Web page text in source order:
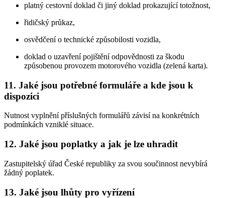
platný cestovní doklad či jiný doklad prokazující totožnost,
řidičský průkaz,
osvědčení o technické způsobilosti vozidla,
doklad o uzavření pojištění odpovědnosti za škodu
způsobenou provozem motorového vozidla (zelená karta).
11. Jaké jsou potřebné formuláře a kde jsou k
dispozici
Nutnost vyplnění příslušných formulářů závisí na konkrétních
podmínkách vzniklé situace.
12. Jaké jsou poplatky a jak je lze uhradit
Zastupitelský úřad České republiky za svou součinnost nevybírá
žádný poplatek.
13. Jaké jsou lhůty pro vyřízení